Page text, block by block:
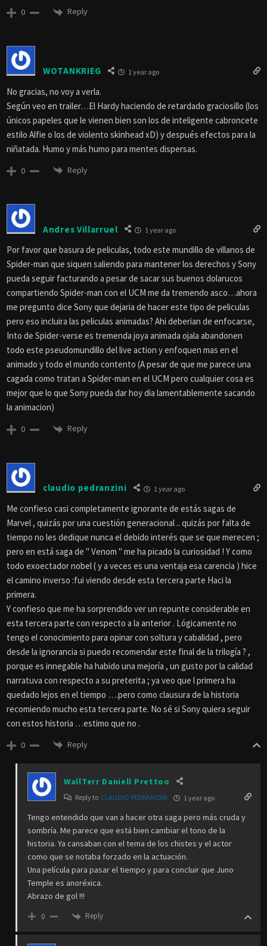
0 Reply
WOTANKRIEG 1 year ago
No gracias, no voy a verla.
Según veo en trailer…El Hardy haciendo de retardado graciosillo (los
únicos papeles que le vienen bien son los de inteligente cabroncete
estilo Alfie o los de violento skinhead xD) y después efectos para la
niñatada. Humo y más humo para mentes dispersas.
0 Reply
Andres Villarruel 1 year ago
Por favor que basura de peliculas, todo este mundillo de villanos de
Spider-man que siquen saliendo para mantener los derechos y Sony
pueda seguir facturando a pesar de sacar sus buenos dolarucos
compartiendo Spider-man con el UCM me da tremendo asco…ahora
me pregunto dice Sony que dejaria de hacer este tipo de peliculas
pero eso incluira las peliculas animadas? Ahi deberian de enfocarse,
Into de Spider-verse es tremenda joya animada ojala abandonen
todo este pseudomundillo del live action y enfoquen mas en el
animado y todo el mundo contento (A pesar de que me parece una
cagada como tratan a Spider-man en el UCM pero cualquier cosa es
mejor que lo que Sony pueda dar hoy dia lamentablemente sacando
la animacion)
0 Reply
claudio pedranzini 1 year ago
Me confieso casi completamente ignorante de estás sagas de
Marvel , quizás por una cuestión generacional .. quizás por falta de
tiempo no les dedique nunca el debido interés que se que merecen ;
pero en está saga de " Venom " me ha picado la curiosidad ! Y como
todo exoectador nobel ( y a veces es una ventaja esa carencia ) hice
el camino inverso :fui viendo desde esta tercera parte Haci la
primera.
Y confieso que me ha sorprendido ver un repunte considerable en
esta tercera parte con respecto a la anterior . Lógicamente no
tengo el conocimiento para opinar con soltura y cabalidad , pero
desde la ignorancia si puedo recomendar este final de la trilogía ? ,
porque es innegable ha habido una mejoría , un gusto por la calidad
narratuva con respecto a su preterita ; ya veo que l primera ha
quedado lejos en el tiempo ….pero como clausura de la historia
recomiendo mucho esta tercera parte. No sé si Sony quiera seguir
con estos historia …estimo que no .
0 Reply
WallTerr Daniell Prettoo
Reply to CLAUDIO PEDRANZINI 1 year ago
Tengo entendido que van a hacer otra saga pero más cruda y
sombría. Me parece que está bien cambiar el tono de la
historia. Ya cansaban con el tema de los chistes y el actor
como que se notaba forzado en la actuación.
Una película para pasar el tiempo y para concluir que Juno
Temple es anoréxica.
Abrazo de gol !!!
0 Reply